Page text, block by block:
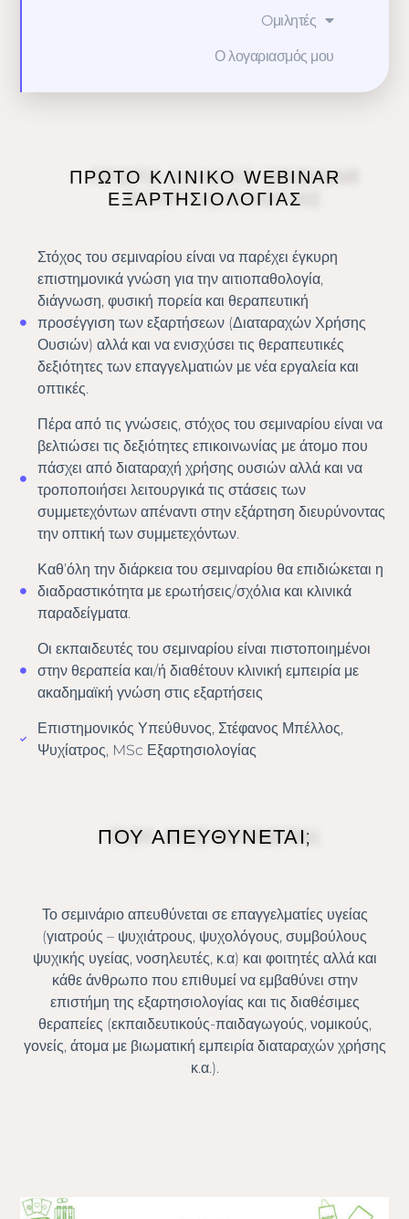
Oμιλητές
Ο λογαριασμός μου
ΠΡΩΤΟ ΚΛΙΝΙΚO WEBINAR
ΕΞΑΡΤΗΣΙΟΛΟΓIΑΣ
Στόχος του σεμιναρίου είναι να παρέχει έγκυρη
επιστημονικά γνώση για την αιτιοπαθολογία,
διάγνωση, φυσική πορεία και θεραπευτική
προσέγγιση των εξαρτήσεων (Διαταραχών Χρήσης
Ουσιών) αλλά και να ενισχύσει τις θεραπευτικές
δεξιότητες των επαγγελματιών με νέα εργαλεία και
οπτικές.
Πέρα από τις γνώσεις, στόχος του σεμιναρίου είναι να
βελτιώσει τις δεξιότητες επικοινωνίας με άτομο που
πάσχει από διαταραχή χρήσης ουσιών αλλά και να
τροποποιήσει λειτουργικά τις στάσεις των
συμμετεχόντων απέναντι στην εξάρτηση διευρύνοντας
την οπτική των συμμετεχόντων.
Καθ’όλη την διάρκεια του σεμιναρίου θα επιδιώκεται η
διαδραστικότητα με ερωτήσεις/σχόλια και κλινικά
παραδείγματα.
Οι εκπαιδευτές του σεμιναρίου είναι πιστοποιημένοι
στην θεραπεία και/ή διαθέτουν κλινική εμπειρία με
ακαδημαϊκή γνώση στις εξαρτήσεις
Επιστημονικός Υπεύθυνος, Στέφανος Μπέλλος,
Ψυχίατρος, MSc Εξαρτησιολογίας
ΠΟΥ ΑΠΕΥΘΥΝΕΤΑΙ;
Το σεμινάριο απευθύνεται σε επαγγελματίες υγείας
(γιατρούς – ψυχιάτρους, ψυχολόγους, συμβούλους
ψυχικής υγείας, νοσηλευτές, κ.α) και φοιτητές αλλά και
κάθε άνθρωπο που επιθυμεί να εμβαθύνει στην
επιστήμη της εξαρτησιολογίας και τις διαθέσιμες
θεραπείες (εκπαιδευτικούς-παιδαγωγούς, νομικούς,
γονείς, άτομα με βιωματική εμπειρία διαταραχών χρήσης
κ.α.).